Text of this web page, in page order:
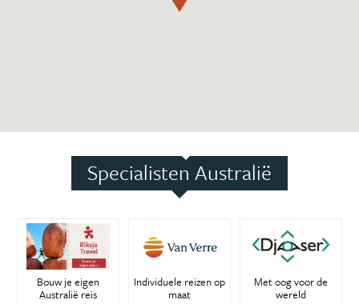
Specialisten Australië
Bouw je eigen
Australië reis
Individuele reizen op
maat
Met oog voor de
wereld